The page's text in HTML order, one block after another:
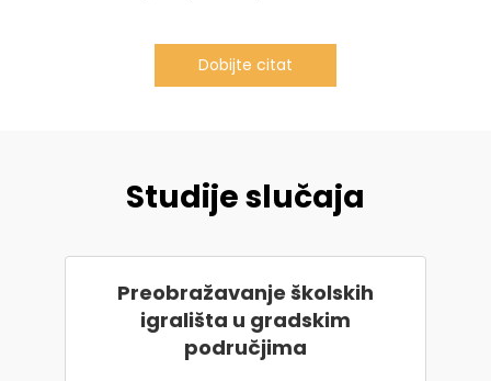
Dobijte citat
Studije slučaja
Preobražavanje školskih
igrališta u gradskim
područjima